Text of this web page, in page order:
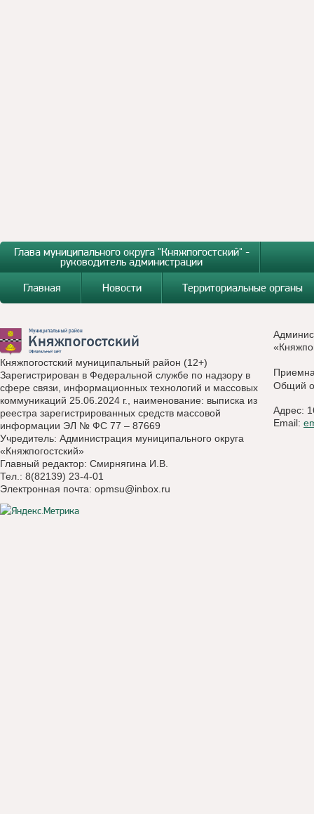
Глава муниципального округа "Княжпогостский" -
руководитель администрации
Главная
Новости Территориальные органы
Княжпогостский муниципальный район (12+)
Зарегистрирован в Федеральной службе по надзору в
сфере связи, информационных технологий и массовых
коммуникаций 25.06.2024 г., наименование: выписка из
реестра зарегистрированных средств массовой
информации ЭЛ № ФС 77 – 87669
Учредитель: Администрация муниципального округа
«Княжпогостский»
Главный редактор: Смирнягина И.В.
Тел.: 8(82139) 23-4-01
Электронная почта: opmsu@inbox.ru
Общий
Адрес:
Email: